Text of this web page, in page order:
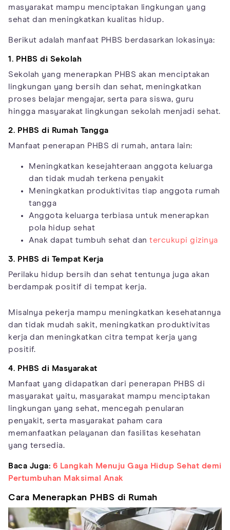
masyarakat mampu menciptakan lingkungan yang
sehat dan meningkatkan kualitas hidup.
Berikut adalah manfaat PHBS berdasarkan lokasinya:
1. PHBS di Sekolah
Sekolah yang menerapkan PHBS akan menciptakan
lingkungan yang bersih dan sehat, meningkatkan
proses belajar mengajar, serta para siswa, guru
hingga masyarakat lingkungan sekolah menjadi sehat.
2. PHBS di Rumah Tangga
Manfaat penerapan PHBS di rumah, antara lain:
Meningkatkan kesejahteraan anggota keluarga
dan tidak mudah terkena penyakit
Meningkatkan produktivitas tiap anggota rumah
tangga
Anggota keluarga terbiasa untuk menerapkan
pola hidup sehat
Anak dapat tumbuh sehat dan tercukupi gizinya
3. PHBS di Tempat Kerja
Perilaku hidup bersih dan sehat tentunya juga akan
berdampak positif di tempat kerja.
Misalnya pekerja mampu meningkatkan kesehatannya
dan tidak mudah sakit, meningkatkan produktivitas
kerja dan meningkatkan citra tempat kerja yang
positif.
4. PHBS di Masyarakat
Manfaat yang didapatkan dari penerapan PHBS di
masyarakat yaitu, masyarakat mampu menciptakan
lingkungan yang sehat, mencegah penularan
penyakit, serta masyarakat paham cara
memanfaatkan pelayanan dan fasilitas kesehatan
yang tersedia.
Baca Juga: 6 Langkah Menuju Gaya Hidup Sehat demi
Pertumbuhan Maksimal Anak
Cara Menerapkan PHBS di Rumah